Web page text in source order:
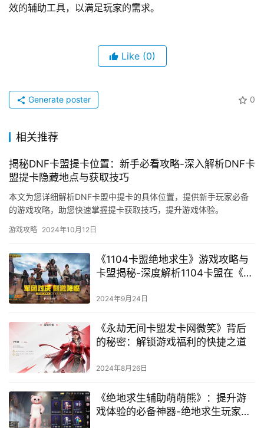
效的辅助工具，以满足玩家的需求。
Like (0)
0
Generate poster
相关推荐
揭秘DNF卡盟提卡位置：新手必看攻略-深入解析DNF卡
盟提卡隐藏地点与获取技巧
本文为您详细解析DNF卡盟中提卡的具体位置，提供新手玩家必备
的游戏攻略，助您快速掌握提卡获取技巧，提升游戏体验。
游戏攻略 2024年10月12日
《1104卡盟绝地求生》游戏攻略与
卡盟揭秘-深度解析1104卡盟在《绝
2024年9月24日
《永劫无间卡盟发卡网微笑》背后
的秘密：解锁游戏福利的快捷之道
2024年8月26日
《绝地求生辅助萌萌熊》：提升游
戏体验的必备神器-绝地求生玩家必